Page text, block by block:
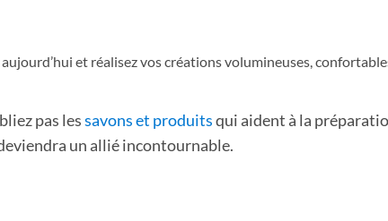
aujourd’hui et réalisez vos créations volumineuses,
pas lessavons et produitsqui aident à la
un allié incontournable.